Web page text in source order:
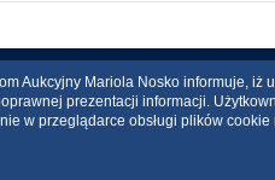
Aukcyjny Mariola Nosko informuje,
prezentacji informacji.
w przeglądarce obsługi plików